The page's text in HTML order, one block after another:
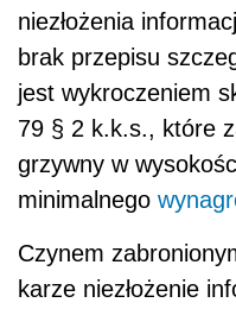
niezłożenia
brak przepisu
jest wykroczeniem
79 § 2 k.k.s., które
grzywny w
minimalnego
Czynem
karze niezłożenie